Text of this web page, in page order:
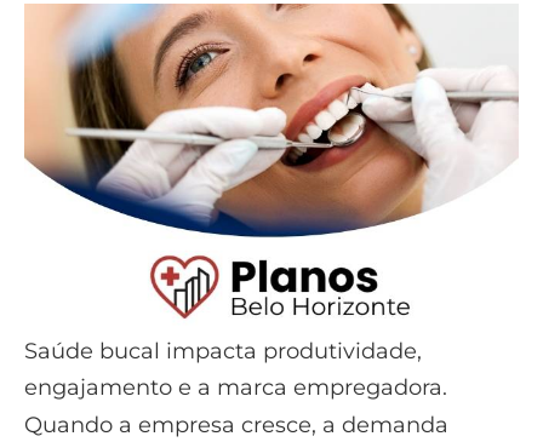
Saúde bucal impacta produtividade,
engajamento e a marca empregadora.
Quando a empresa cresce, a demanda